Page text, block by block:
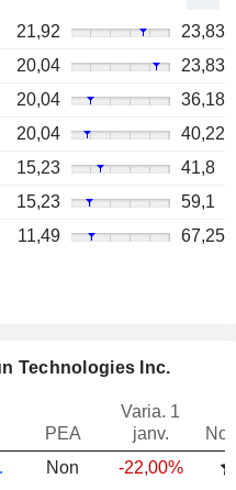
21,92
23,83
20,04
23,83
20,04
36,18
20,04
40,22
15,23
41,8
15,23
59,1
11,49 67,25
Technologies Inc.
PEA
Varia. 1
janv.
USD
Non -22,00%